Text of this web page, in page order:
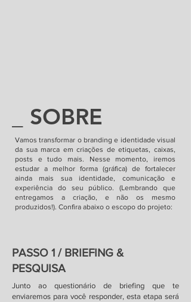
_ SOBRE
Vamos transformar o branding e identidade visual
da sua marca em criações de etiquetas, caixas,
posts e tudo mais. Nesse momento, iremos
estudar a melhor forma (gráfica) de fortalecer
ainda mais sua identidade, comunicação e
experiência do seu público. (Lembrando que
entregamos a criação, e não os mesmo
produzidos!). Confira abaixo o escopo do projeto:
PASSO 1 / BRIEFING &
PESQUISA
Junto ao questionário de briefing que te
enviaremos para você responder, esta etapa será